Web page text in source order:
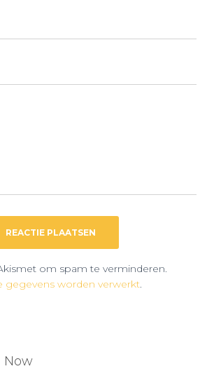
om spam te verminderen.
gegevens worden verwerkt.
Now